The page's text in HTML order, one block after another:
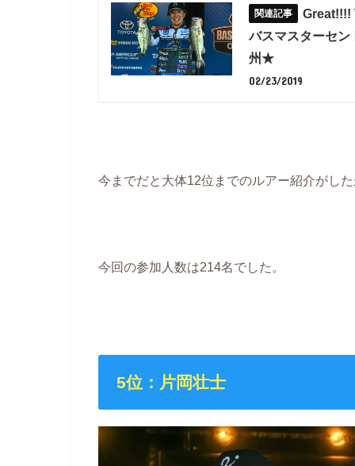
Great!!!!
バスマスターセン
州★
02/23/2019
今までだと大体12位までのルアー紹介がし
今回の参加人数は214名でした。
5位：片岡壮士